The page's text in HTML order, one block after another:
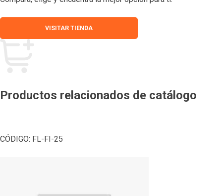
VISITAR TIENDA
Productos relacionados de catálogo
CÓDIGO: FL-FI-25